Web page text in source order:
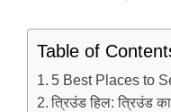
Table of
5 Best Places to
त्रिउंड हिल: त्रिउंड